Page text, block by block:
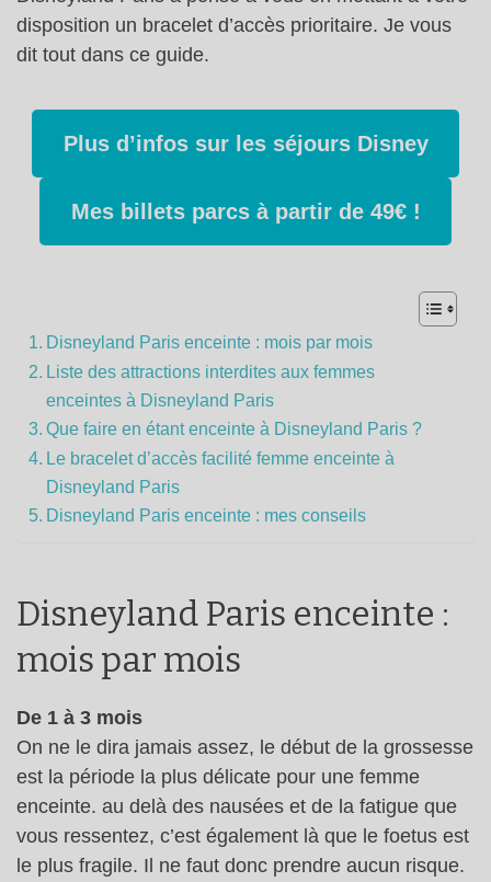
disposition un bracelet d’accès prioritaire. Je vous
dit tout dans ce guide.
Plus d’infos sur les séjours Disney
Mes billets parcs à partir de 49€ !
Disneyland Paris enceinte : mois par mois
Liste des attractions interdites aux femmes
enceintes à Disneyland Paris
Que faire en étant enceinte à Disneyland Paris ?
Le bracelet d’accès facilité femme enceinte à
Disneyland Paris
Disneyland Paris enceinte : mes conseils
Disneyland Paris enceinte :
mois par mois
De 1 à 3 mois
On ne le dira jamais assez, le début de la grossesse
est la période la plus délicate pour une femme
enceinte. au delà des nausées et de la fatigue que
vous ressentez, c’est également là que le foetus est
le plus fragile. Il ne faut donc prendre aucun risque.